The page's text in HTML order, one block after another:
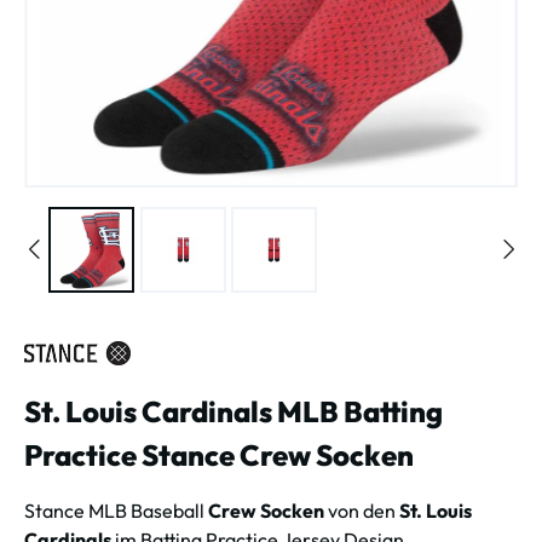
St. Louis Cardinals MLB Batting
Practice Stance Crew Socken
Stance MLB Baseball Crew Sockenvon den St. Louis